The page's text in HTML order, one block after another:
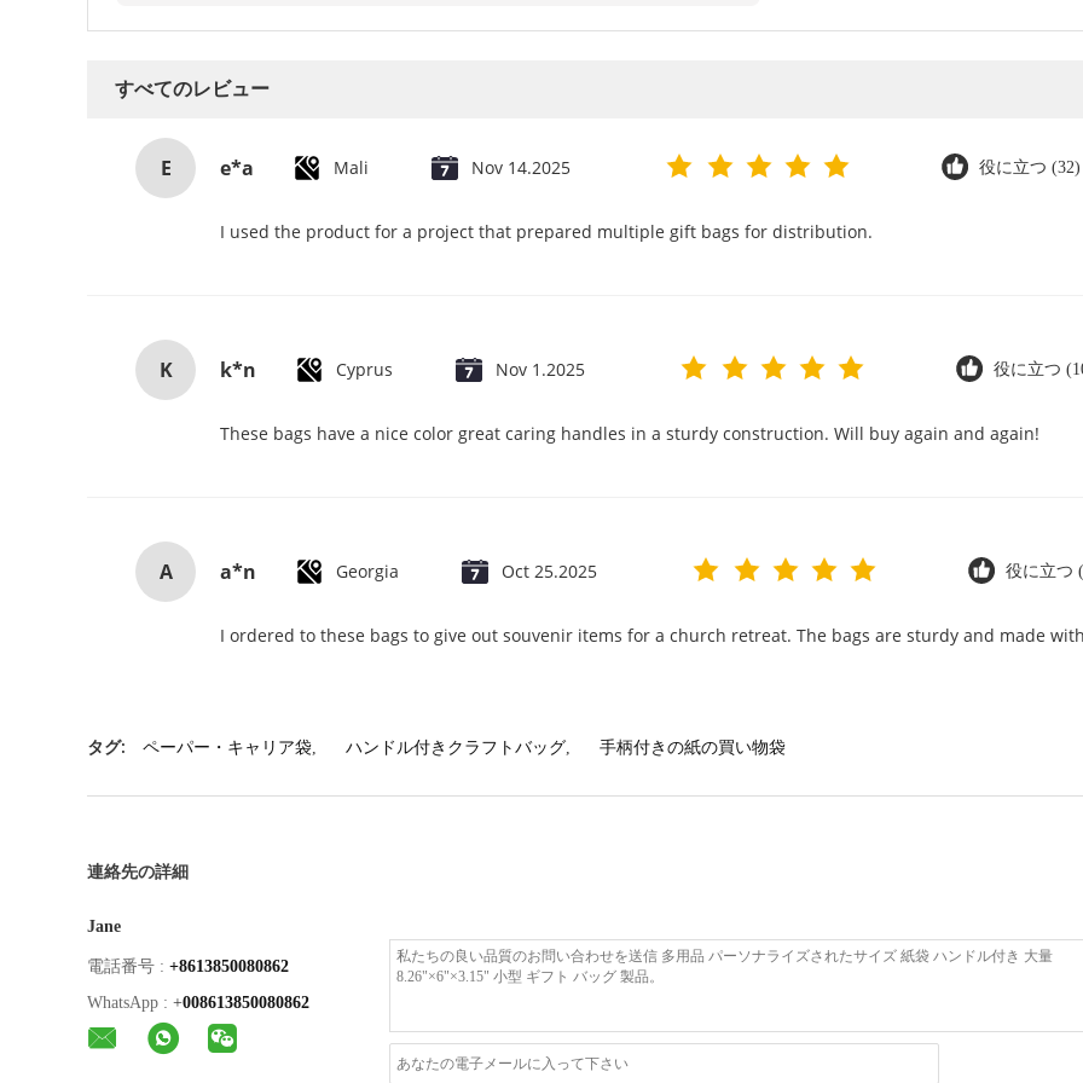
すべてのレビュー
E e*a Mali Nov 14.2025 役に立つ (32)
I used the product for a project that prepared multiple gift bags for distribution.
K k*n Cyprus Nov 1.2025 役に立つ
These bags have a nice color great caring handles in a sturdy construction. Will buy again and again!
A a*n Georgia Oct 25.2025 役に立つ
I ordered to these bags to give out souvenir items for a church retreat. The bags are sturdy and made
タグ: ペーパー・キャリア袋, ハンドル付きクラフトバッグ, 手柄付きの紙の買い物袋
連絡先の詳細
Jane
電話番号 : +8613850080862
WhatsApp : +008613850080862